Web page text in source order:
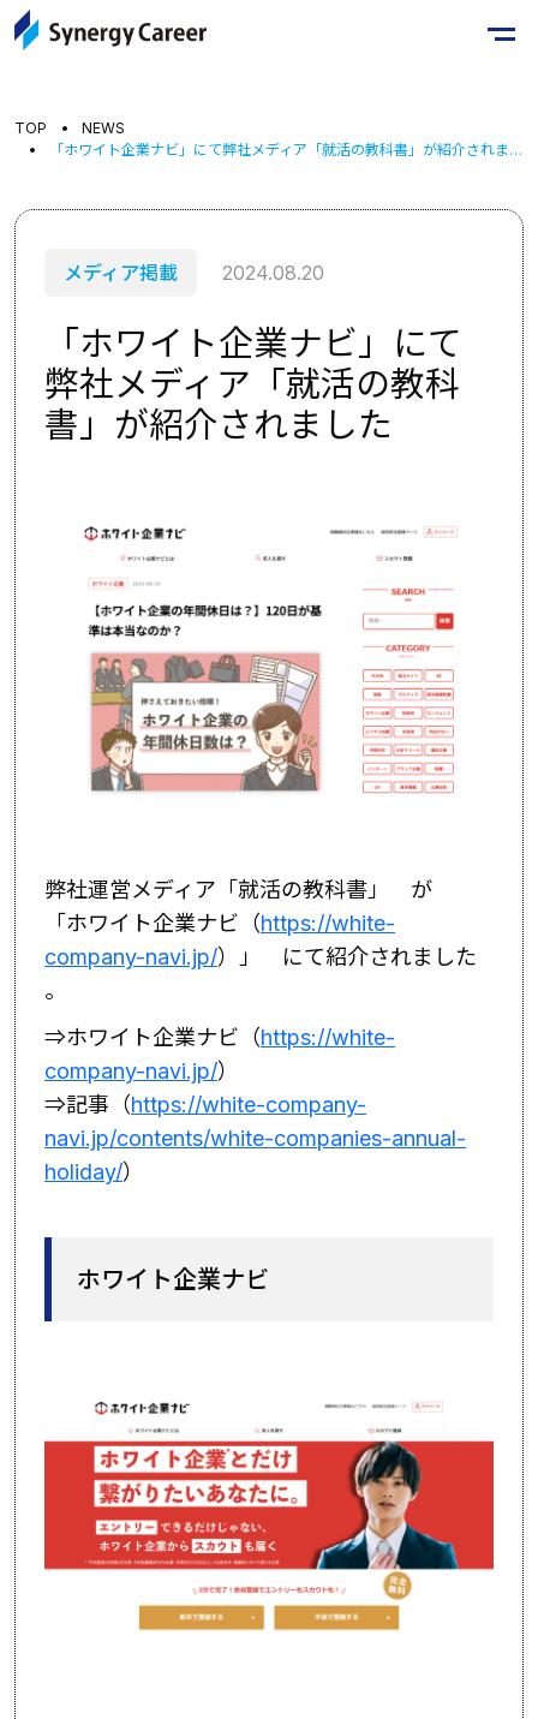
TOP
NEWS
「ホワイト企業ナビ」にて弊社メディア「就活の教科書」が紹介されました
メディア掲載 2024.08.20
「ホワイト企業ナビ」にて
弊社メディア「就活の教科
書」が紹介されました
弊社運営メディア「就活の教科書」 が
「ホワイト企業ナビ（https://white-
company-navi.jp/）」 にて紹介されました
。
⇒ホワイト企業ナビ（https://white-
company-navi.jp/）
⇒記事（https://white-company-
navi.jp/contents/white-companies-annual-
holiday/）
ホワイト企業ナビ